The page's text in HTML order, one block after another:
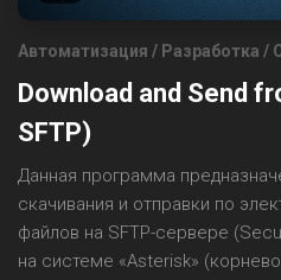
Автоматизация / Разработка /
Download and Send
SFTP)
Данная программа
скачивания и отправки по
файлов на SFTP-сервере
на системе «Asterisk»